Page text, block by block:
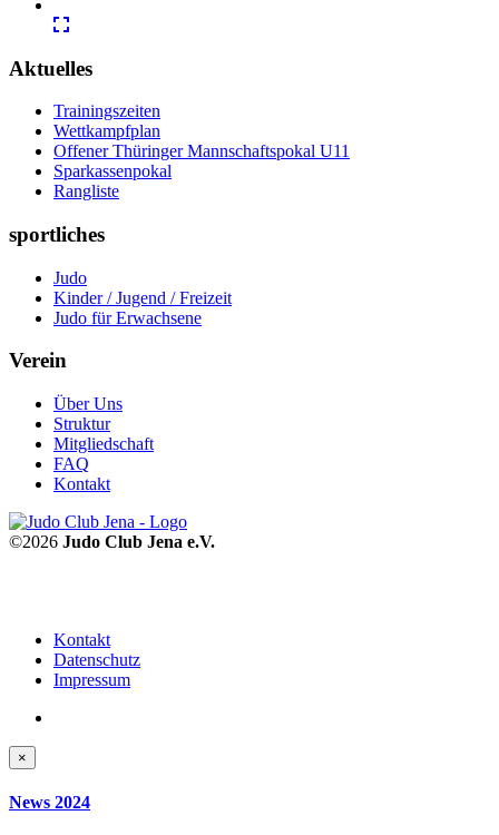
Aktuelles
Trainingszeiten
Wettkampfplan
Offener Thüringer Mannschaftspokal U11
Sparkassenpokal
Rangliste
sportliches
Judo
Kinder / Jugend / Freizeit
Judo für Erwachsene
Verein
Über Uns
Struktur
Mitgliedschaft
FAQ
Kontakt
©2026 Judo Club Jena e.V.
Kontakt
Datenschutz
Impressum
×
News 2024